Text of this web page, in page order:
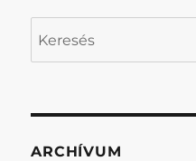
ARCHÍVUM